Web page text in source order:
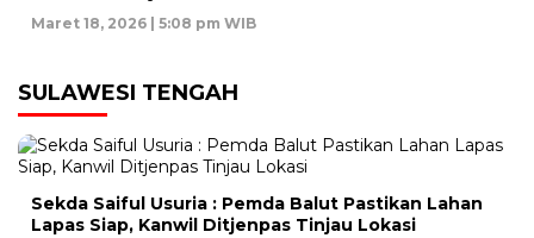
Maret 18, 2026 | 5:08 pm WIB
SULAWESI TENGAH
Sekda Saiful Usuria : Pemda Balut Pastikan Lahan
Lapas Siap, Kanwil Ditjenpas Tinjau Lokasi